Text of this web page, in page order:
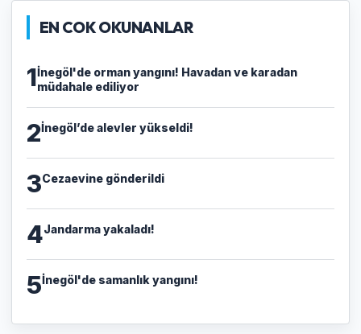
EN COK OKUNANLAR
1İnegöl'de orman yangını! Havadan ve karadan
müdahale ediliyor
2İnegöl’de alevler yükseldi!
3Cezaevine gönderildi
4Jandarma yakaladı!
5İnegöl'de samanlık yangını!